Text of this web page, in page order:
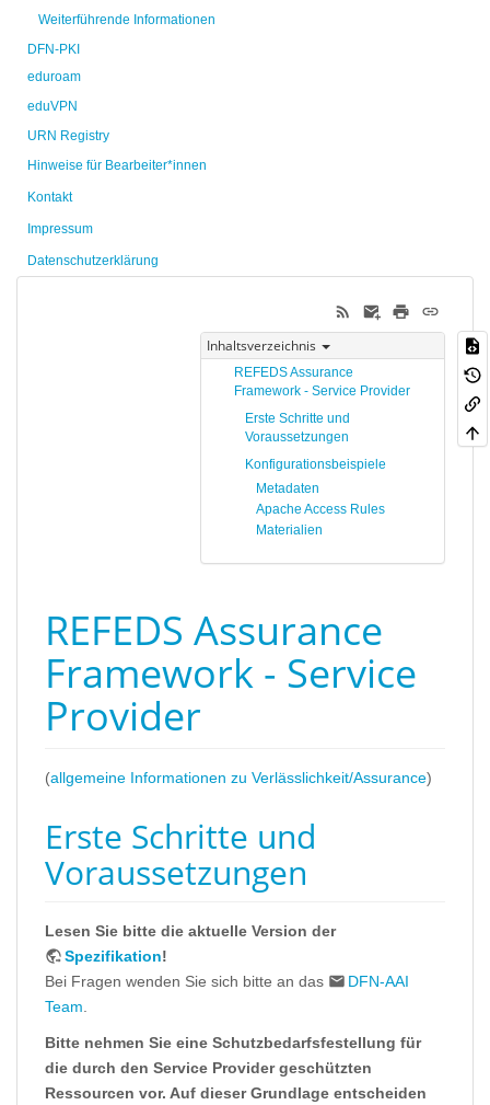
Weiterführende Informationen
DFN-PKI
eduroam
eduVPN
URN Registry
Hinweise für Bearbeiter*innen
Kontakt
Impressum
Datenschutzerklärung
Inhaltsverzeichnis
REFEDS Assurance
Framework - Service Provider
Erste Schritte und
Voraussetzungen
Konfigurationsbeispiele
Metadaten
Apache Access Rules
Materialien
REFEDS Assurance
Framework - Service
Provider
(allgemeine Informationen zu Verlässlichkeit/Assurance)
Erste Schritte und
Voraussetzungen
Lesen Sie bitte die aktuelle Version der
Spezifikation!
Bei Fragen wenden Sie sich bitte an das
DFN-AAI
Team
Bitte nehmen Sie eine Schutzbedarfsfestellung für
die durch den Service Provider geschützten
Ressourcen vor. Auf dieser Grundlage entscheiden